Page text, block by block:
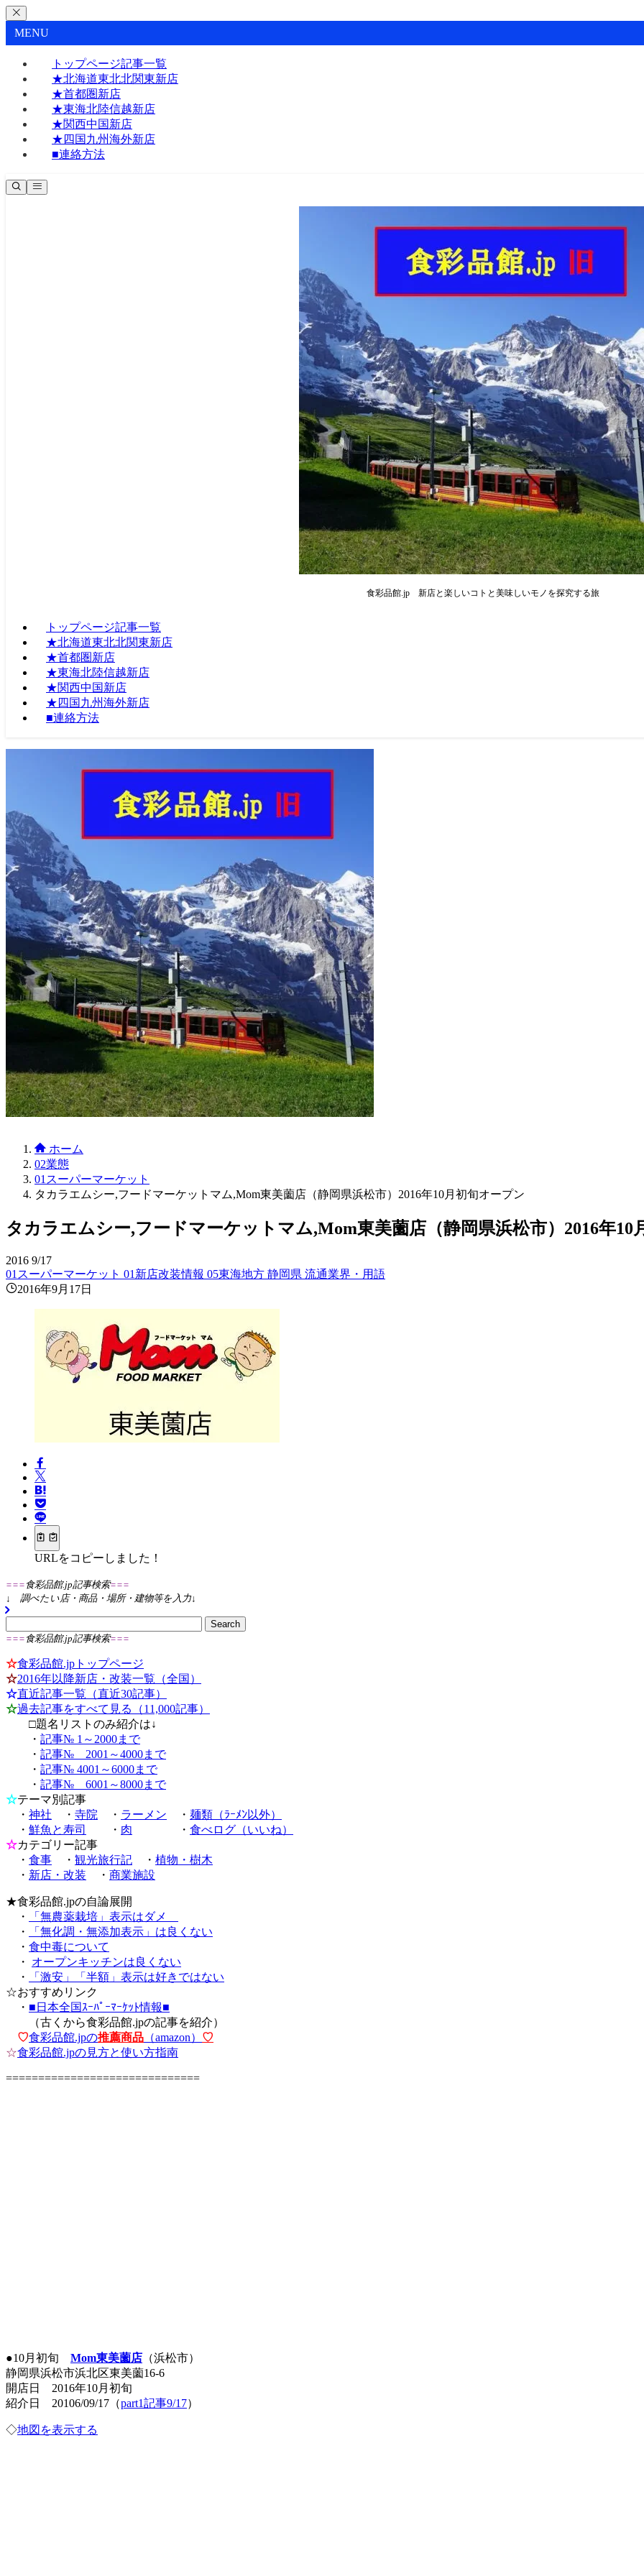
MENU
トップページ記事一覧
★北海道東北北関東新店
★首都圏新店
★東海北陸信越新店
★関西中国新店
★四国九州海外新店
■連絡方法
食彩品館.jp 新店と楽しいコトと美味しいモノを探究する旅
トップページ記事一覧
★北海道東北北関東新店
★首都圏新店
★東海北陸信越新店
★関西中国新店
★四国九州海外新店
■連絡方法
ホーム
02業態
01スーパーマーケット
タカラエムシー,フードマーケットマム,Mom東美薗店（静岡県浜松市）2016年10月初旬オープン
タカラエムシー,フードマーケットマム,Mom東美薗店（静岡県浜松市）2016年10
2016 9/17
01スーパーマーケット 01新店改装情報 05東海地方 静岡県 流通業界・用語
2016年9月17日
URLをコピーしました！
=== 食彩品館.jp記事検索===
↓ 調べたい店・商品・場所・建物等を入力↓
=== 食彩品館.jp記事検索===
☆食彩品館.jpトップページ
☆2016年以降新店・改装一覧（全国）
☆直近記事一覧（直近30記事）
☆過去記事をすべて見る（11,000記事）
□題名リストのみ紹介は↓
・ 記事№ 1～2000まで
・ 記事№ 2001～4000まで
・ 記事№ 4001～6000まで
・ 記事№ 6001～8000まで
☆テーマ別記事
・ 神社 ・ 寺院 ・ ラーメン ・ 麺類（ﾗｰﾒﾝ以外）
・ 鮮魚と寿司 ・ 肉 ・ 食べログ（いいね）
☆カテゴリー記事
・ 食事 ・ 観光旅行記 ・ 植物・樹木
・ 新店・改装 ・ 商業施設
★食彩品館.jpの自論展開
・
「無農薬栽培」表示はダメ
・
「無化調・無添加表示」は良くない
・ 食中毒について
・
オープンキッチンは良くない
・
「激安」「半額」表示は好きではない
☆おすすめリンク
・ ■日本全国ｽｰﾊﾟｰﾏｰｹｯﾄ情報■
（古くから食彩品館.jpの記事を紹介）
♡食彩品館.jpの推薦商品 （amazon） ♡
☆食彩品館.jpの見方と使い方指南
==============================
●10月初旬 Mom東美薗店 （浜松市）
静岡県浜松市浜北区東美薗16-6
開店日 2016年10月初旬
紹介日 20106/09/17（part1記事9/17）
◇地図を表示する